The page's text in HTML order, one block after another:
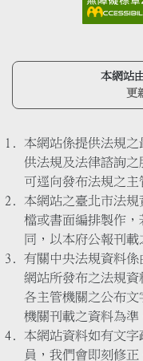
本網站
更
本網站係提供法規
供法規及法律諮詢
可逕向發布法規之主
本網站之臺北市法
檔或書面編排製作
同，以本府公報刊載
有關中央法規資料
網站所發布之法規
各主管機關之公布
機關刊載之資料為準
本網站資料如有文字
員，我們會即刻修正